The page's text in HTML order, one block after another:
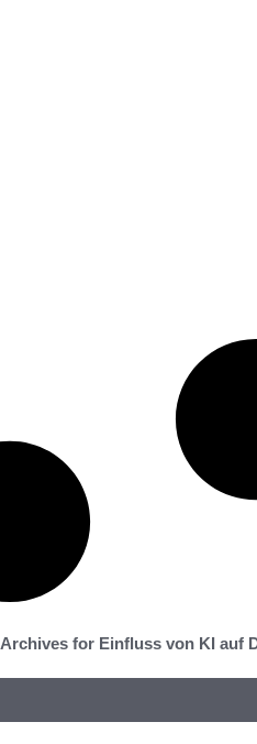
Archives for Einfluss von KI auf